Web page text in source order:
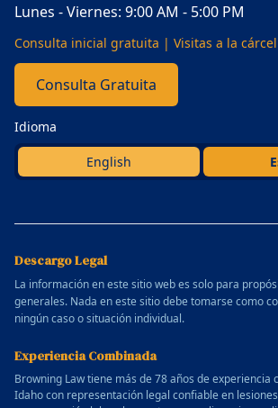
Lunes - Viernes: 9:00 AM - 5:00 PM
Consulta inicial gratuita | Visitas a la
Consulta Gratuita
Idioma
English
Descargo Legal
La información en este sitio web es solo para
generales. Nada en este sitio debe tomarse como
ningún caso o situación individual.
Experiencia Combinada
Browning Law tiene más de 78 años de experiencia
Idaho con representación legal confiable en